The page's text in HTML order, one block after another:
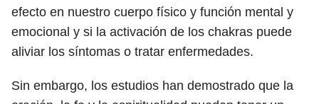
efecto en nuestro cuerpo físico y función mental y
emocional y si la activación de los chakras puede
aliviar los síntomas o tratar enfermedades.
Sin embargo, los estudios han demostrado que la